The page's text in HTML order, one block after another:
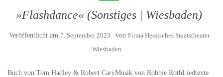
»Flashdance« (Sonstiges | Wiesbaden)
Veröffentlicht am 7. September 2023 von Firma Hessisches Staatstheater
Wiesbaden
Buch von Tom Hadley & Robert CaryMusik von Robbie RothLiedtexte